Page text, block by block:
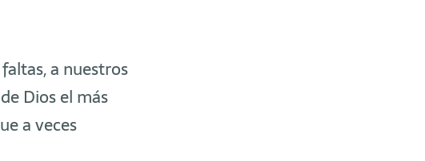
a nuestros
Dios el más
a veces